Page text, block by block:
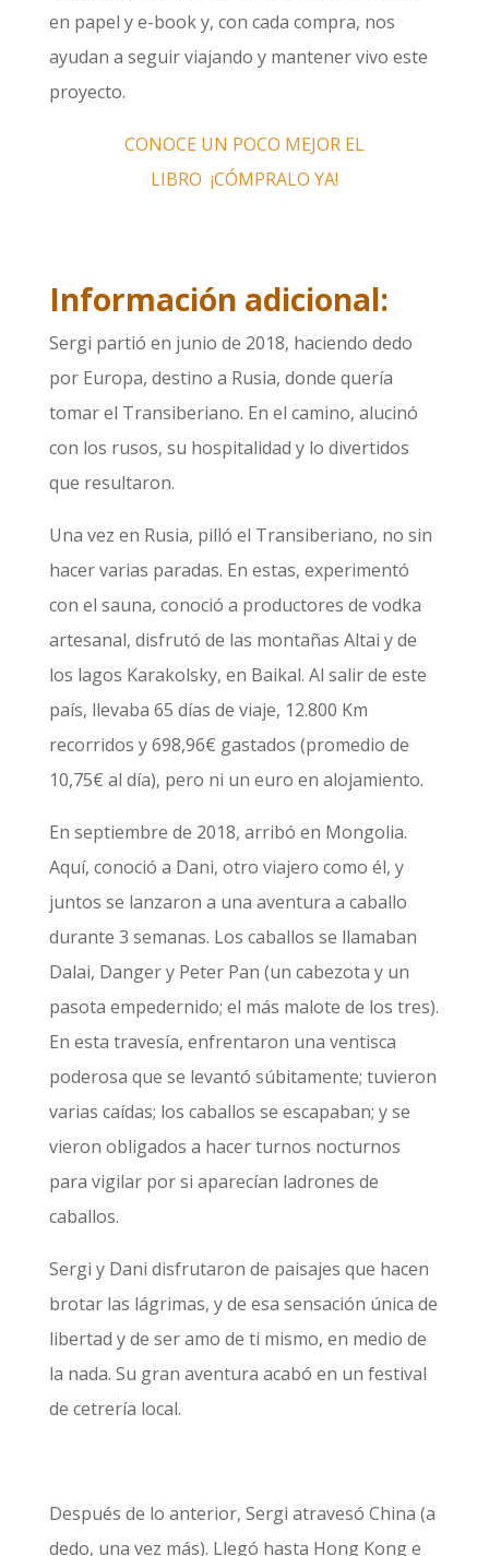
en papel y e-book y, con cada compra, nos
ayudan a seguir viajando y mantener vivo este
proyecto.
CONOCE UN POCO MEJOR EL
LIBRO ¡CÓMPRALO YA!
Información adicional:
Sergi partió en junio de 2018, haciendo dedo
por Europa, destino a Rusia, donde quería
tomar el Transiberiano. En el camino, alucinó
con los rusos, su hospitalidad y lo divertidos
que resultaron.
Una vez en Rusia, pilló el Transiberiano, no sin
hacer varias paradas. En estas, experimentó
con el sauna, conoció a productores de vodka
artesanal, disfrutó de las montañas Altai y de
los lagos Karakolsky, en Baikal. Al salir de este
país, llevaba 65 días de viaje, 12.800 Km
recorridos y 698,96€ gastados (promedio de
10,75€ al día), pero ni un euro en alojamiento.
En septiembre de 2018, arribó en Mongolia.
Aquí, conoció a Dani, otro viajero como él, y
juntos se lanzaron a una aventura a caballo
durante 3 semanas. Los caballos se llamaban
Dalai, Danger y Peter Pan (un cabezota y un
pasota empedernido; el más malote de los tres).
En esta travesía, enfrentaron una ventisca
poderosa que se levantó súbitamente; tuvieron
varias caídas; los caballos se escapaban; y se
vieron obligados a hacer turnos nocturnos
para vigilar por si aparecían ladrones de
caballos.
Sergi y Dani disfrutaron de paisajes que hacen
brotar las lágrimas, y de esa sensación única de
libertad y de ser amo de ti mismo, en medio de
la nada. Su gran aventura acabó en un festival
de cetrería local.
Después de lo anterior, Sergi atravesó China (a
dedo, una vez más). Llegó hasta Hong Kong e